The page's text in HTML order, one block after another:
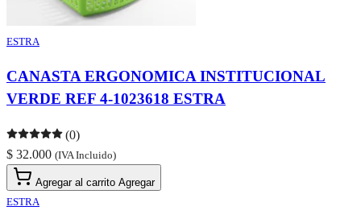
ESTRA
CANASTA ERGONOMICA INSTITUCIONAL
VERDE REF 4-1023618 ESTRA
(0)
$ 32.000 (IVA Incluido)
Agregar al carrito Agregar
ESTRA